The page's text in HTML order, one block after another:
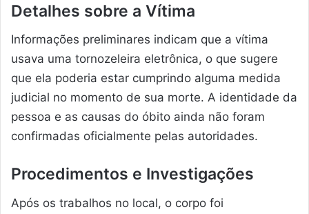
Detalhes sobre a Vítima
Informações preliminares indicam que a vítima
usava uma tornozeleira eletrônica, o que sugere
que ela poderia estar cumprindo alguma medida
judicial no momento de sua morte. A identidade da
pessoa e as causas do óbito ainda não foram
confirmadas oficialmente pelas autoridades.
Procedimentos e Investigações
Após os trabalhos no local, o corpo foi